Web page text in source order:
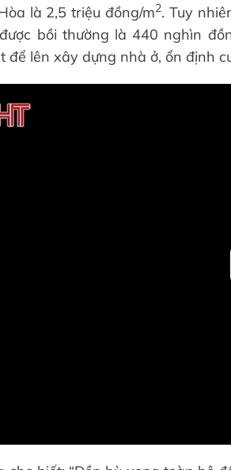
là 2,5 triệu đồng/m2. Tuy
bồi thường là 440 nghìn
để lên xây dựng nhà ở, ổn định